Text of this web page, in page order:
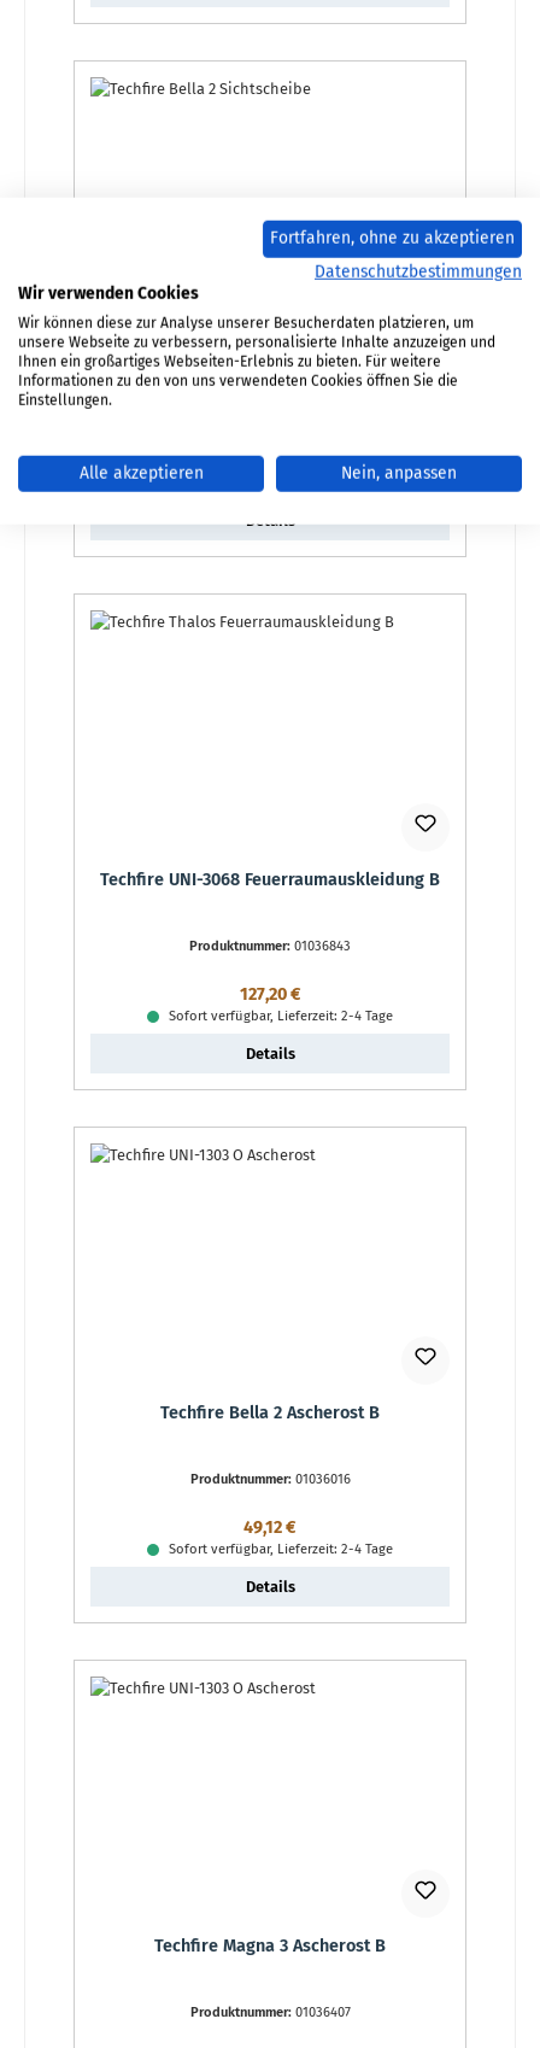
Techfire UNI-3068 Sichtscheibe
Regulärer Preis:
232,88 €
Sofort verfügbar, Lieferzeit: 2-4 Tage
Details
Techfire UNI-3068 Feuerraumauskleidung B
Produktnummer: 01036843
Regulärer Preis:
127,20 €
Sofort verfügbar, Lieferzeit: 2-4 Tage
Details
Techfire Bella 2 Ascherost B
Produktnummer: 01036016
Regulärer Preis:
49,12 €
Sofort verfügbar, Lieferzeit: 2-4 Tage
Details
Techfire Magna 3 Ascherost B
Produktnummer: 01036407
Fortfahren, ohne zu akzeptieren
Datenschutzbestimmungen
Wir verwenden Cookies
Wir können diese zur Analyse unserer Besucherdaten platzieren, um
unsere Webseite zu verbessern, personalisierte Inhalte anzuzeigen und
Ihnen ein großartiges Webseiten-Erlebnis zu bieten. Für weitere
Informationen zu den von uns verwendeten Cookies öffnen Sie die
Einstellungen.
Alle akzeptieren Nein, anpassen